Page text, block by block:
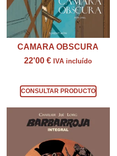
CAMARA OBSCURA
22'00€ IVA incluído
CONSULTAR PRODUCTO